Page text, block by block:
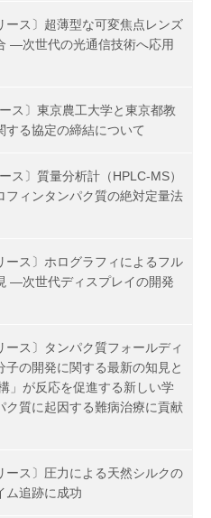
ース〕超薄型な可変焦点レンズ
―次世代の光通信技術へ応用
ス〕東京農工大学と東京都教
する協定の締結について
ス〕質量分析計（HPLC-MS）
フィンタンパク質の絶対定量法
ース〕ホログラフィによるフル
―次世代ディスプレイの開発
ース〕タンパク質フォールディ
子の開発に関する最新の知見と
」が反応を促進する新しい学
ク質に起因する難病治療に貢献
ース〕圧力による天然シルクの
ム追跡に成功